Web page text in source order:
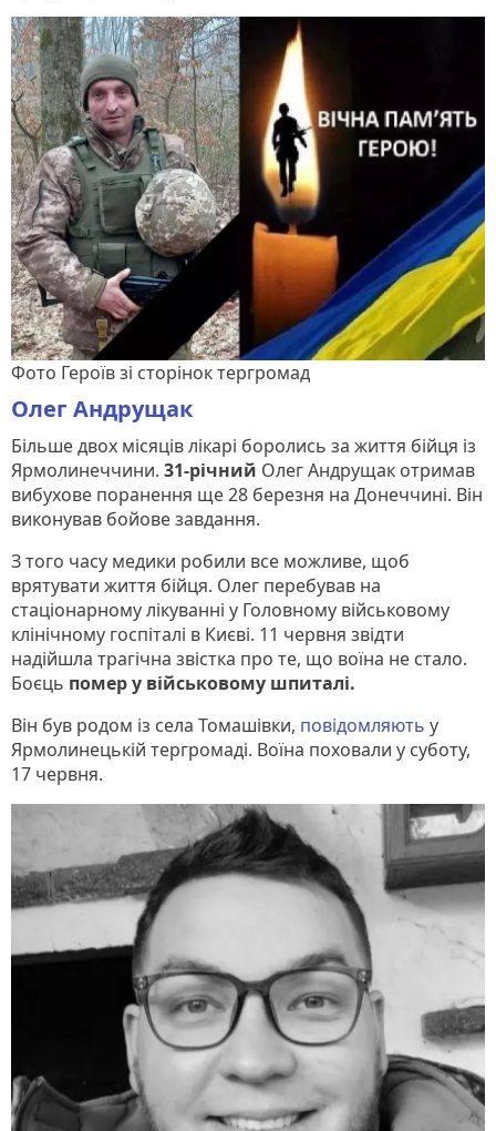
Фото Героїв зі сторінок тергромад
Олег Андрущак
Більше двох місяців лікарі боролись за життя бійця із
Ярмолинеччини. 31-річний Олег Андрущак отримав
вибухове поранення ще 28 березня на Донеччині. Він
виконував бойове завдання.
З того часу медики робили все можливе, щоб
врятувати життя бійця. Олег перебував на
стаціонарному лікуванні у Головному військовому
клінічному госпіталі в Києві. 11 червня звідти
надійшла трагічна звістка про те, що воїна не стало.
Боєць помер у військовому шпиталі.
Він був родом із села Томашівки, повідомляють у
Ярмолинецькій тергромаді. Воїна поховали у суботу,
17 червня.